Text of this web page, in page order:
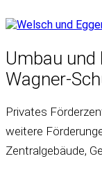
Umbau und
Wagner-
Privates
weitere
Zentralgebäude,